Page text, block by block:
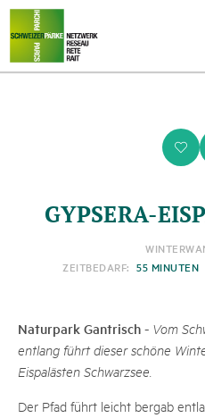
Navigieren
Netzwerk
Schweizer
Schnellnavigation
Zum Hauptinhalt
Zur mobilen Navigation
Zur Suche
Zum Fussbereich
Zur Sitemap
i
GYPSERA-
ZEITBEDARF: 55 MINUTEN
Naturpark Gantrisch - Vom
entlang führt dieser schöne
Eispalästen Schwarzsee.
Der Pfad führt leicht bergab